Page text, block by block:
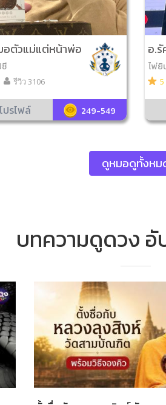
อตัวแม่แต่หน้าพ่อ
รีวิว 3106
โปรไฟล์ 249-549
อ.
ไพ่ยิ
งคล5
ดูหมอดูทั้งหม
บทความดูดวง อั